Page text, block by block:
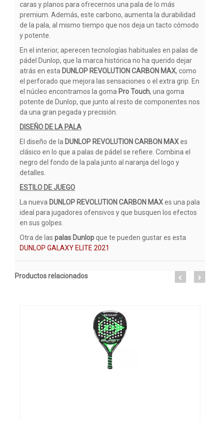
caras y planos para ofrecernos una pala de lo más
premium. Además, este carbono, aumenta la durabilidad
de la pala, al mismo tiempo que nos deja un tacto cómodo
y potente.
En el interior, aperecen tecnologías habituales en palas de
pádel Dunlop, que la marca histórica no ha querido dejar
atrás en esta DUNLOP REVOLUTION CARBON MAX, como
el perforado que mejora las sensaciones o el extra grip. En
el núcleo encontramos la goma Pro Touch, una goma
potente de Dunlop, que junto al resto de componentes nos
da una gran pegada y precisión.
DISEÑO DE LA PALA
El diseño de la DUNLOP REVOLUTION CARBON MAXes
clásico en lo que a palas de pádel se refiere. Combina el
negro del fondo de la pala junto al naranja del logo y
detalles.
ESTILO DE JUEGO
La nueva DUNLOP REVOLUTION CARBON MAXes una pala
ideal para jugadores ofensivos y que busquen los efectos
en sus golpes.
Otra de las palas Dunlopque te pueden gustar es esta
DUNLOP GALAXY ELITE 2021
Productos relacionados